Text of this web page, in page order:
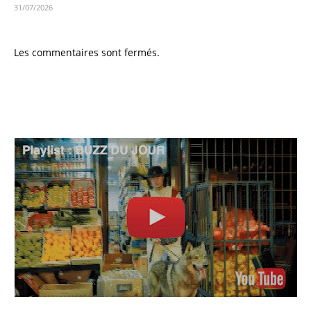
31/07/2026
Les commentaires sont fermés.